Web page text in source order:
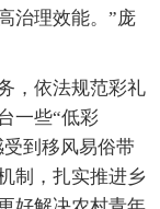
治理效能。”庞
，依法规范彩礼
一些“低彩
到移风易俗带
制，扎实推进乡